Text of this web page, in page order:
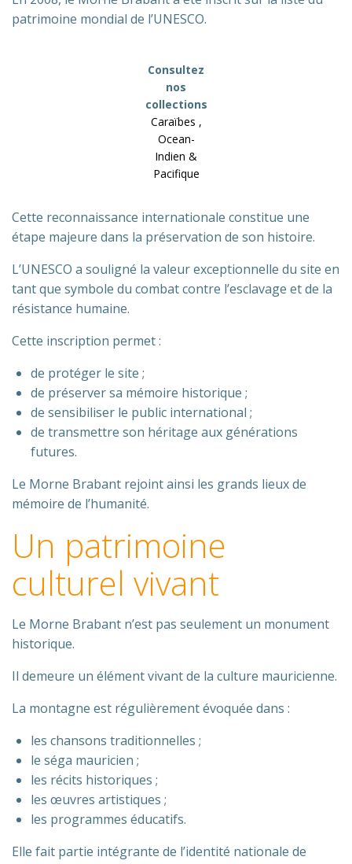
patrimoine mondial de l’UNESCO.
Consultez
nos
collections
Caraïbes ,
Ocean-
Indien &
Pacifique
Cette reconnaissance internationale constitue une
étape majeure dans la préservation de son histoire.
L’UNESCO a souligné la valeur exceptionnelle du site en
tant que symbole du combat contre l’esclavage et de la
résistance humaine.
Cette inscription permet :
de protéger le site ;
de préserver sa mémoire historique ;
de sensibiliser le public international ;
de transmettre son héritage aux générations
futures.
Le Morne Brabant rejoint ainsi les grands lieux de
mémoire de l’humanité.
Un patrimoine
culturel vivant
Le Morne Brabant n’est pas seulement un monument
historique.
Il demeure un élément vivant de la culture mauricienne.
La montagne est régulièrement évoquée dans :
les chansons traditionnelles ;
le séga mauricien ;
les récits historiques ;
les œuvres artistiques ;
les programmes éducatifs.
Elle fait partie intégrante de l’identité nationale de